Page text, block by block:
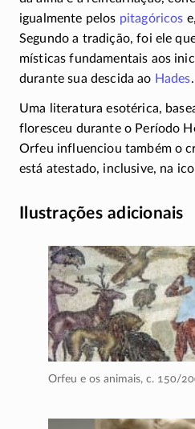
igualmente pelos pitagóricos
Segundo a tradição, foi ele
místicas fundamentais aos
durante sua descida ao Hades.
Uma literatura esotérica,
floresceu durante o Período
Orfeu influenciou também o
está atestado, inclusive, na
Ilustrações adicionais
Orfeu e os animais, c. 150/